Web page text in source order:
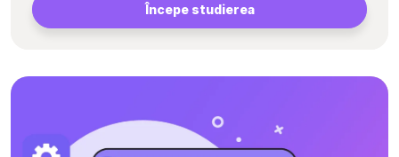
Începe studierea